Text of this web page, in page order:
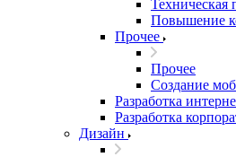
Техническая
Повышение
Прочее
Прочее
Создание
Разработка
Разработка
Дизайн